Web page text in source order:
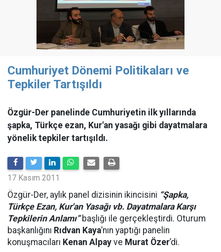
Cumhuriyet Dönemi Politikaları ve
Tepkiler Tartışıldı
Özgür-Der panelinde Cumhuriyetin ilk yıllarında
şapka, Türkçe ezan, Kur'an yasağı gibi dayatmalara
yönelik tepkiler tartışıldı.
17 Kasım 2011
Özgür-Der, aylık panel dizisinin ikincisini “Şapka,
Türkçe Ezan, Kur'an Yasağı vb. Dayatmalara Karşı
Tepkilerin Anlamı”başlığı ile gerçekleştirdi. Oturum
başkanlığını Rıdvan Kaya’nın yaptığı panelin
konuşmacıları Kenan Alpay ve Murat Özer’di.